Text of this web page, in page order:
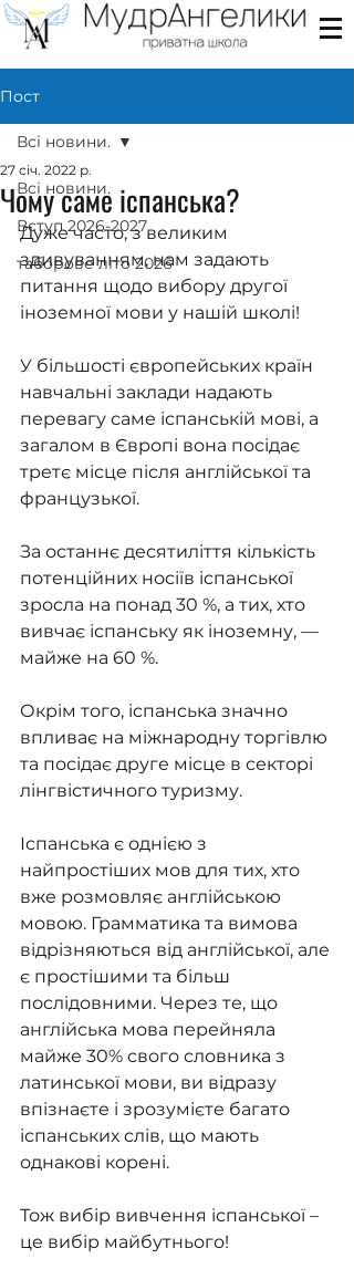
Пост
Всі новини.
Вступ 2026-2027
таборове літо 2026
Всі новини.
Чому саме іспанська?
27 січ. 2022 р.
Дуже часто, з великим
здивуванням, нам задають
питання щодо вибору другої
іноземної мови у нашій школі!
У більшості європейських країн
навчальні заклади надають
перевагу саме іспанській мові, а
загалом в Європі вона посідає
третє місце після англійської та
французької.
За останнє десятиліття кількість
потенційних носіїв іспанської
зросла на понад 30 %, а тих, хто
вивчає іспанську як іноземну, —
майже на 60 %.
Окрім того, іспанська значно
впливає на міжнародну торгівлю
та посідає друге місце в секторі
лінгвістичного туризму.
Іспанська є однією з
найпростіших мов для тих, хто
вже розмовляє англійською
мовою. Грамматика та вимова
відрізняються від англійської, але
є простішими та більш
послідовними. Через те, що
англійська мова перейняла
майже 30% свого словника з
латинської мови, ви відразу
впізнаєте і зрозумієте багато
іспанських слів, що мають
однакові корені.
Тож вибір вивчення іспанської –
це вибір майбутнього!